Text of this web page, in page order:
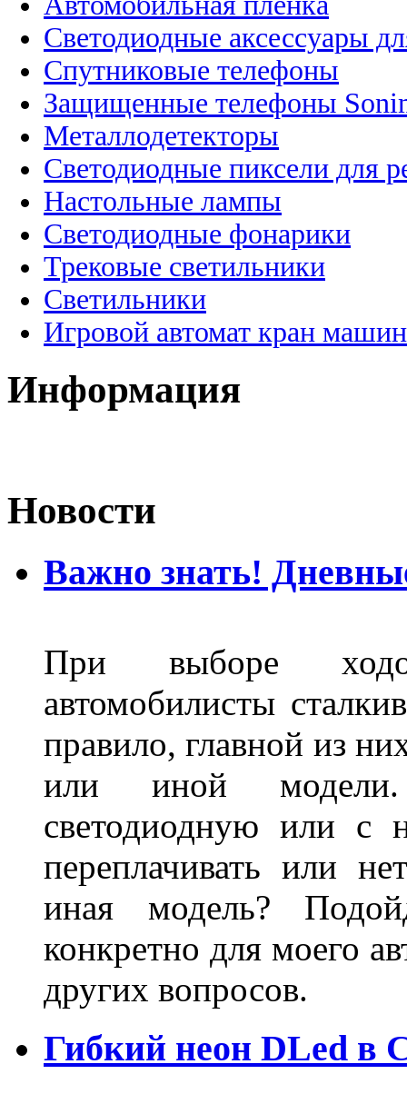
Светодиодные аксессуары
Спутниковые телефоны
Защищенные телефоны
Металлодетекторы
Светодиодные пиксели для
Настольные лампы
Светодиодные фонарики
Трековые светильники
Светильники
Игровой автомат кран
Информация
Новости
Важно знать!
При выборе
автомобилисты
правило, главной из
или иной
светодиодную или с
переплачивать или
иная модель?
конкретно для моего
других вопросов.
Гибкий неон DLed в